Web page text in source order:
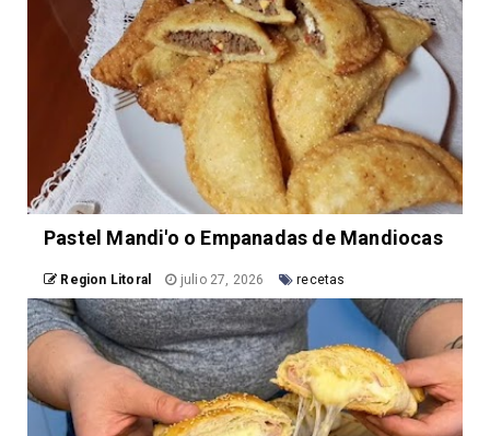
Pastel Mandi'o o Empanadas de Mandiocas
Region Litoral julio 27, 2026 recetas